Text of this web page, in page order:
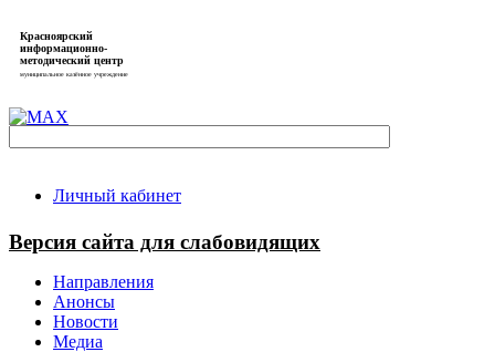
Красноярский
информационно-
методический центр
муниципальное казённое учреждение
Личный кабинет
Версия сайта для слабовидящих
Направления
Анонсы
Новости
Медиа